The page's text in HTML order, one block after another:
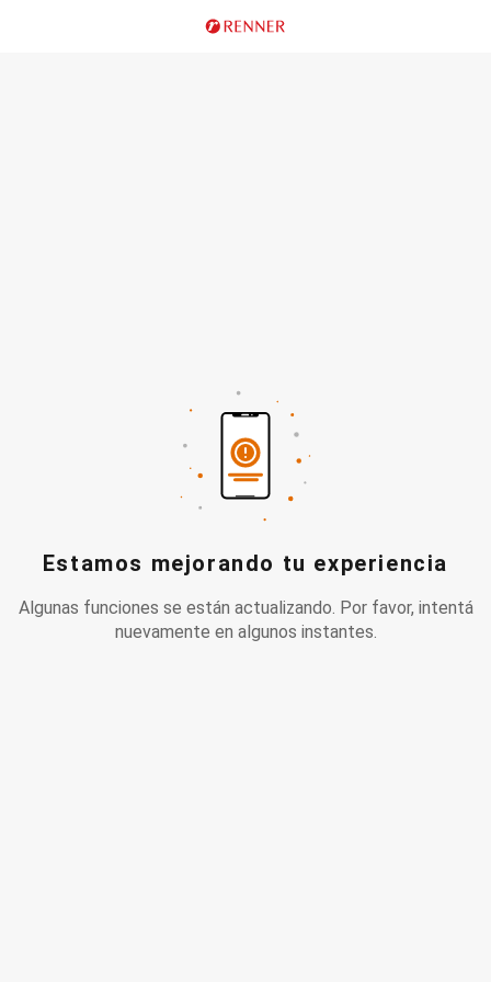
Estamos mejorando tu experiencia
Algunas funciones se están actualizando. Por favor, intentá
nuevamente en algunos instantes.